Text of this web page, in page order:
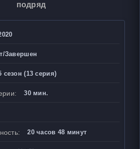
подряд
Завершен
сезон (13 серия)
30 мин.
20 часов 48 минут